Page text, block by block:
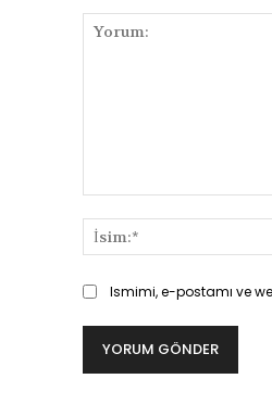
Ismimi, e-postamı ve